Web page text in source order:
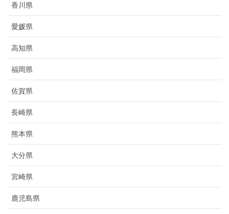
香川県
愛媛県
高知県
福岡県
佐賀県
長崎県
熊本県
大分県
宮崎県
鹿児島県